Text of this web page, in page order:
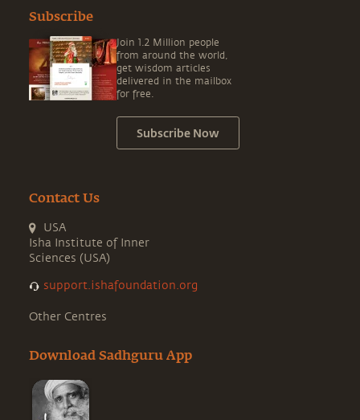
Subscribe
Join 1.2 Million people
from around the world,
get wisdom articles
delivered in the mailbox
for free.
Subscribe Now
Contact Us
USA
Isha Institute of Inner
Sciences (USA)
support.ishafoundation.org
Other Centres
Download Sadhguru App